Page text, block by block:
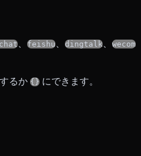
、 feishu、 dingtalk、 wecom
るか {} にできます。